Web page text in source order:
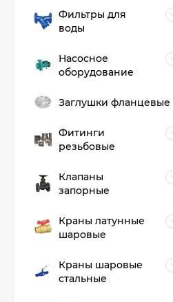
Фильтры для
воды
Насосное
оборудование
Заглушки фланцевые
Фитинги
резьбовые
Клапаны
запорные
Краны латунные
шаровые
Краны шаровые
стальные